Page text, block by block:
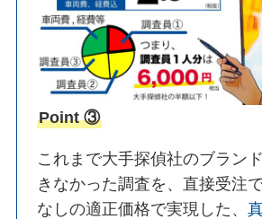
Point ③
これまで大手探偵社のブラン
きなかった調査を、直接受注
なしの適正価格で実現した、